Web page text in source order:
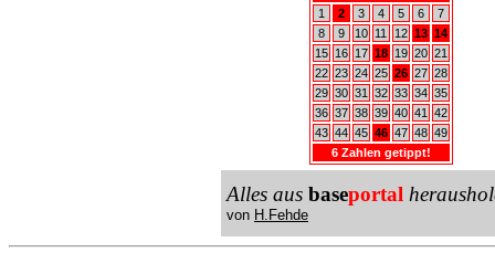
1
2 3 4 5 6
7
8
9 10 11 12 13 14
15
16 17 18 19 20 21
22 23 24 25 26 27 28
29 30 31 32 33 34 35
36 37 38 39 40 41
42
43 44 45 46 47 48 49
6 Zahlen getippt!
Alles aus baseportal
von H.Fehde